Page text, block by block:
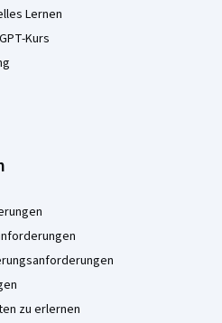
Lernen
Kurs
zu erlernen